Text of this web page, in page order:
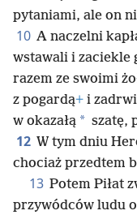
pytaniami, ale on
10 A naczelni
wstawali i zaciekle
razem ze swoimi
z pogardą+ i
w okazałą * szatę,
12 W tym dniu
chociaż przedtem
13 Potem Piłat
przywódców ludu